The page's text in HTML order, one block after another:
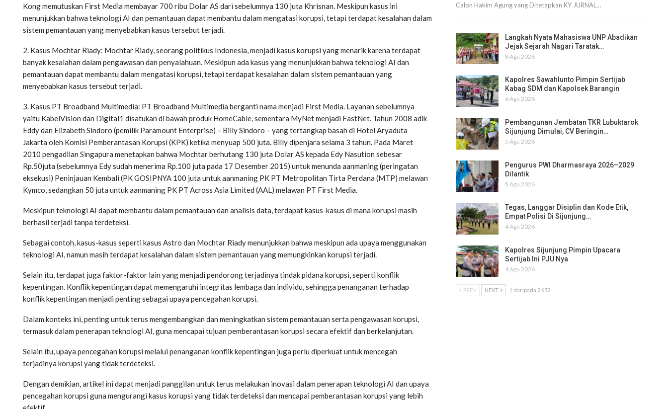
Kong memutuskan First Media membayar 700 ribu Dolar AS dari sebelumnya 130 juta Khrisnan. Meskipun kasus ini
menunjukkan bahwa teknologi AI dan pemantauan dapat membantu dalam mengatasi korupsi, tetapi terdapat kesalahan dalam
sistem pemantauan yang menyebabkan kasus tersebut terjadi.
2. Kasus Mochtar Riady: Mochtar Riady, seorang politikus Indonesia, menjadi kasus korupsi yang menarik karena terdapat
banyak kesalahan dalam pengawasan dan penyalahuan. Meskipun ada kasus yang menunjukkan bahwa teknologi AI dan
pemantauan dapat membantu dalam mengatasi korupsi, tetapi terdapat kesalahan dalam sistem pemantauan yang
menyebabkan kasus tersebut terjadi.
3. Kasus PT Broadband Multimedia: PT Broadband Multimedia berganti nama menjadi First Media. Layanan sebelumnya
yaitu KabelVision dan Digital1 disatukan di bawah produk HomeCable, sementara MyNet menjadi FastNet. Tahun 2008 adik
Eddy dan Elizabeth Sindoro (pemilik Paramount Enterprise) – Billy Sindoro – yang tertangkap basah di Hotel Aryaduta
Jakarta oleh Komisi Pemberantasan Korupsi (KPK) ketika menyuap 500 juta. Billy dipenjara selama 3 tahun. Pada Maret
2010 pengadilan Singapura menetapkan bahwa Mochtar berhutang 130 juta Dolar AS kepada Edy Nasution sebesar
Rp.50juta (sebelumnya Edy sudah menerima Rp.100 juta pada 17 Desember 2015) untuk menunda aanmaning (peringatan
eksekusi) Peninjauan Kembali (PK GOSIPNYA 100 juta untuk aanmaning PK PT Metropolitan Tirta Perdana (MTP) melawan
Kymco, sedangkan 50 juta untuk aanmaning PK PT Across Asia Limited (AAL) melawan PT First Media.
Meskipun teknologi AI dapat membantu dalam pemantauan dan analisis data, terdapat kasus-kasus di mana korupsi masih
berhasil terjadi tanpa terdeteksi.
Sebagai contoh, kasus-kasus seperti kasus Astro dan Mochtar Riady menunjukkan bahwa meskipun ada upaya menggunakan
teknologi AI, namun masih terdapat kesalahan dalam sistem pemantauan yang memungkinkan korupsi terjadi.
Selain itu, terdapat juga faktor-faktor lain yang menjadi pendorong terjadinya tindak pidana korupsi, seperti konflik
kepentingan. Konflik kepentingan dapat memengaruhi integritas lembaga dan individu, sehingga penanganan terhadap
konflik kepentingan menjadi penting sebagai upaya pencegahan korupsi.
Dalam konteks ini, penting untuk terus mengembangkan dan meningkatkan sistem pemantauan serta pengawasan korupsi,
termasuk dalam penerapan teknologi AI, guna mencapai tujuan pemberantasan korupsi secara efektif dan berkelanjutan.
Selain itu, upaya pencegahan korupsi melalui penanganan konflik kepentingan juga perlu diperkuat untuk mencegah
terjadinya korupsi yang tidak terdeteksi.
Dengan demikian, artikel ini dapat menjadi panggilan untuk terus melakukan inovasi dalam penerapan teknologi AI dan upaya
pencegahan korupsi guna mengurangi kasus korupsi yang tidak terdeteksi dan mencapai pemberantasan korupsi yang lebih
Calon Hakim Agung yang Ditetapkan KY JURNAL…
Langkah Nyata Mahasiswa UNP Abadikan
Jejak Sejarah Nagari Taratak…
8 Agu 2026
Kapolres Sawahlunto Pimpin Sertijab
Kabag SDM dan Kapolsek Barangin
6 Agu 2026
Pembangunan Jembatan TKR Lubuktarok
Sijunjung Dimulai, CV Beringin…
5 Agu 2026
Pengurus PWI Dharmasraya 2026–2029
Dilantik
5 Agu 2026
Tegas, Langgar Disiplin dan Kode Etik,
Empat Polisi Di Sijunjung…
4 Agu 2026
Kapolres Sijunjung Pimpin Upacara
Sertijab Ini PJU Nya
4 Agu 2026
PREV NEXT 1 daripada 2,632